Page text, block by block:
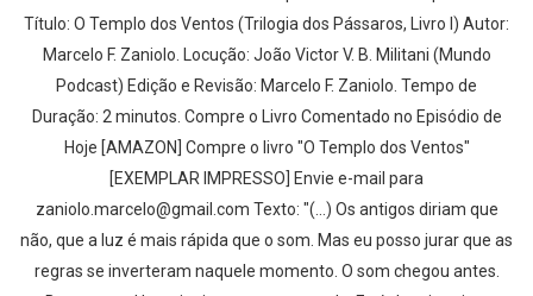
Título: O Templo dos Ventos (Trilogia dos Pássaros, Livro I) Autor:
Marcelo F. Zaniolo. Locução: João Victor V. B. Militani (Mundo
Podcast) Edição e Revisão: Marcelo F. Zaniolo. Tempo de
Duração: 2 minutos. Compre o Livro Comentado no Episódio de
Hoje [AMAZON] Compre o livro "O Templo dos Ventos"
[EXEMPLAR IMPRESSO] Envie e-mail para
zaniolo.marcelo@gmail.com Texto: "(…) Os antigos diriam que
não, que a luz é mais rápida que o som. Mas eu posso jurar que as
regras se inverteram naquele momento. O som chegou antes.